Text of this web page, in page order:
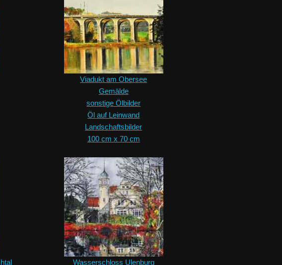
Viadukt am Obersee
Gemälde
sonstige Ölbilder
Öl auf Leinwand
Landschaftsbilder
100 cm x 70 cm
Wasserschloss Ulenburg